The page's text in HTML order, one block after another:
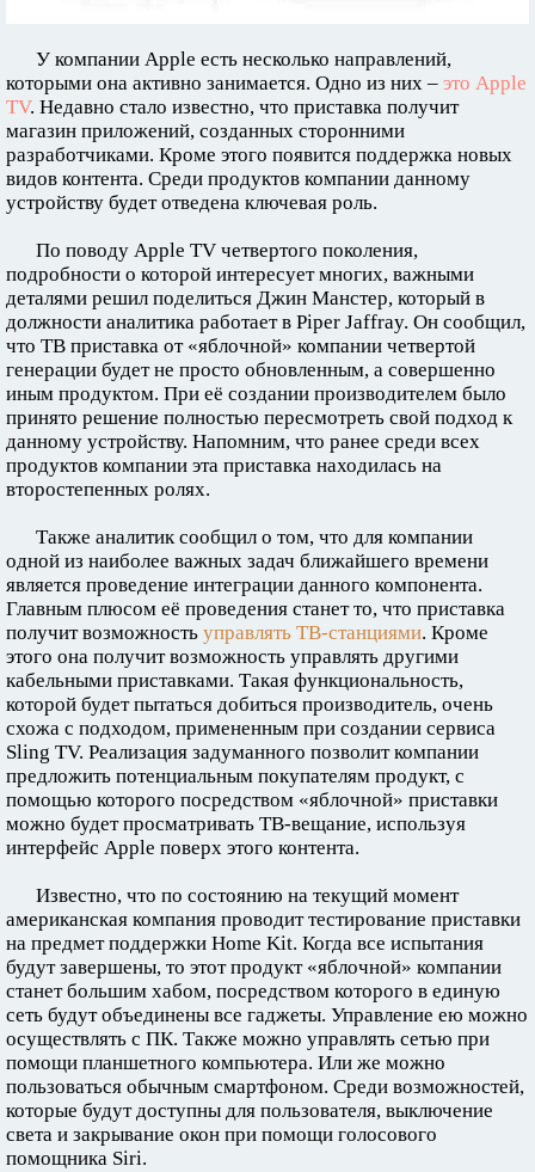
У компании Apple есть несколько направлений,
которыми она активно занимается. Одно из них – это Apple
TV. Недавно стало известно, что приставка получит
магазин приложений, созданных сторонними
разработчиками. Кроме этого появится поддержка новых
видов контента. Среди продуктов компании данному
устройству будет отведена ключевая роль.
По поводу Apple TV четвертого поколения,
подробности о которой интересует многих, важными
деталями решил поделиться Джин Манстер, который в
должности аналитика работает в Piper Jaffray. Он сообщил,
что ТВ приставка от «яблочной» компании четвертой
генерации будет не просто обновленным, а совершенно
иным продуктом. При её создании производителем было
принято решение полностью пересмотреть свой подход к
данному устройству. Напомним, что ранее среди всех
продуктов компании эта приставка находилась на
второстепенных ролях.
Также аналитик сообщил о том, что для компании
одной из наиболее важных задач ближайшего времени
является проведение интеграции данного компонента.
Главным плюсом её проведения станет то, что приставка
получит возможность управлять ТВ-станциями. Кроме
этого она получит возможность управлять другими
кабельными приставками. Такая функциональность,
которой будет пытаться добиться производитель, очень
схожа с подходом, примененным при создании сервиса
Sling TV. Реализация задуманного позволит компании
предложить потенциальным покупателям продукт, с
помощью которого посредством «яблочной» приставки
можно будет просматривать ТВ-вещание, используя
интерфейс Apple поверх этого контента.
Известно, что по состоянию на текущий момент
американская компания проводит тестирование приставки
на предмет поддержки Home Kit. Когда все испытания
будут завершены, то этот продукт «яблочной» компании
станет большим хабом, посредством которого в единую
сеть будут объединены все гаджеты. Управление ею можно
осуществлять с ПК. Также можно управлять сетью при
помощи планшетного компьютера. Или же можно
пользоваться обычным смартфоном. Среди возможностей,
которые будут доступны для пользователя, выключение
света и закрывание окон при помощи голосового
помощника Siri.